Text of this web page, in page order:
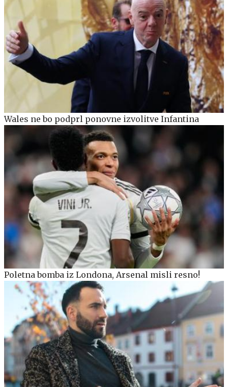
Wales ne bo podprl ponovne izvolitve Infantina
Poletna bomba iz Londona, Arsenal misli resno!